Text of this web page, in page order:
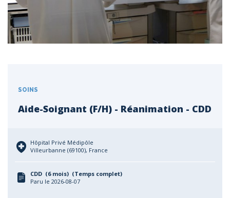
SOINS
Aide-Soignant (F/H) - Réanimation - CDD
Hôpital Privé Médipôle
Villeurbanne (69100), France
CDD (6 mois) (Temps complet)
Paru le 2026-08-07